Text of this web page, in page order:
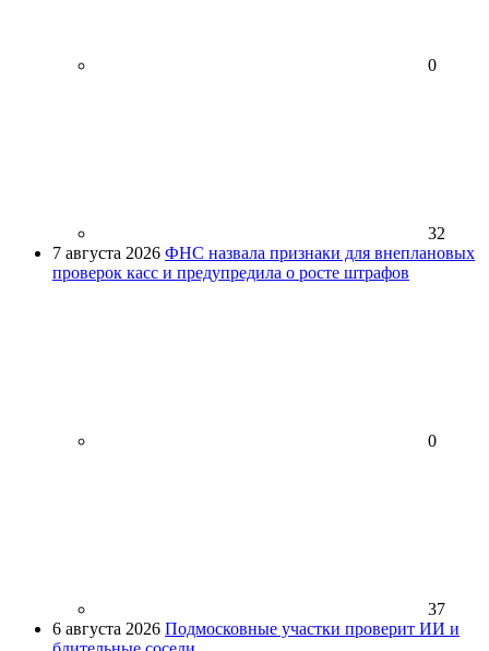
0
32
7 августа 2026 ФНС назвала признаки для внеплановых
проверок касс и предупредила о росте штрафов
0
37
6 августа 2026 Подмосковные участки проверит ИИ и